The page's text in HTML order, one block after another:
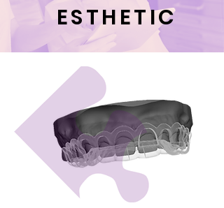
ESTHETIC